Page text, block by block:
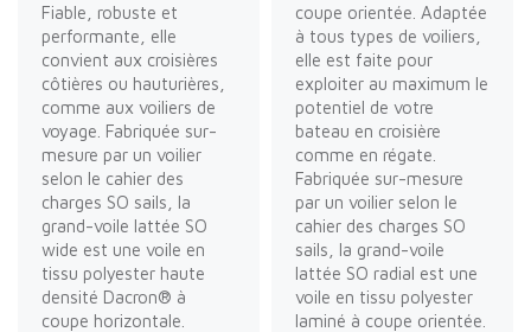
Fiable, robuste et
performante, elle
convient aux croisières
côtières ou hauturières,
comme aux voiliers de
voyage. Fabriquée sur-
mesure par un voilier
selon le cahier des
charges SO sails, la
grand-voile lattée SO
wide est une voile en
tissu polyester haute
densité Dacron® à
coupe horizontale.
coupe orientée. Adaptée
à tous types de voiliers,
elle est faite pour
exploiter au maximum le
potentiel de votre
bateau en croisière
comme en régate.
Fabriquée sur-mesure
par un voilier selon le
cahier des charges SO
sails, la grand-voile
lattée SO radial est une
voile en tissu polyester
laminé à coupe orientée.